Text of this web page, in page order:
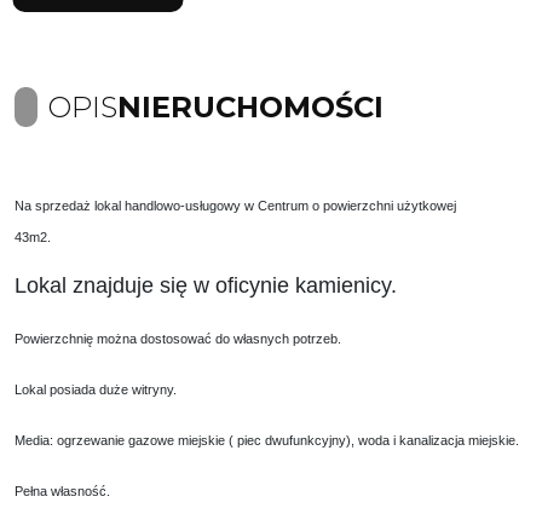
OPISNIERUCHOMOŚCI
Na sprzedaż lokal handlowo-usługowy w Centrum o powierzchni użytkowej
43m2.
Lokal znajduje się w oficynie kamienicy.
Powierzchnię można dostosować do własnych potrzeb.
Lokal posiada duże witryny.
Media: ogrzewanie gazowe miejskie ( piec dwufunkcyjny), woda i kanalizacja miejskie.
Pełna własność.